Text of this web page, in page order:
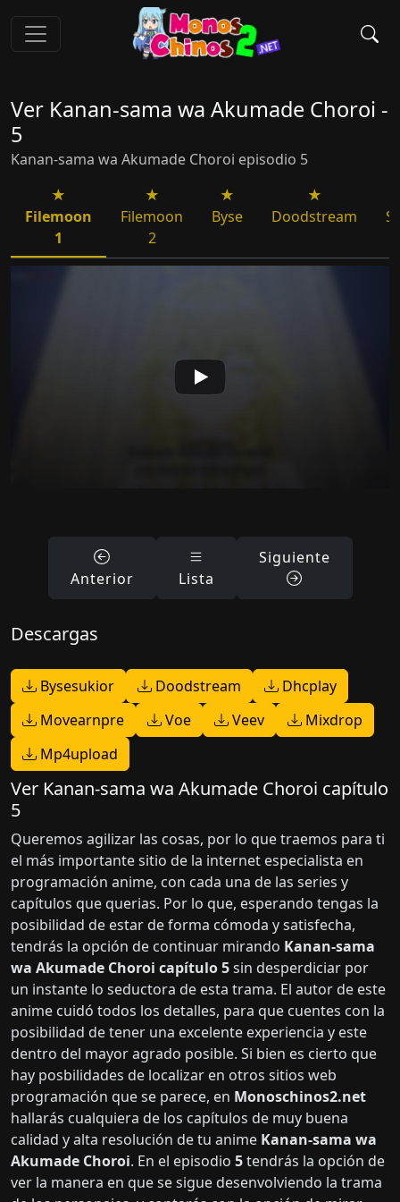
Ver Kanan-sama wa Akumade Choroi -
5
Kanan-sama wa Akumade Choroi episodio 5
Filemoon
1
Filemoon
2
Byse Doodstream
Anterior Lista
Siguiente
Descargas
Bysesukior Doodstream
Dhcplay
Movearnpre
Voe Veev
Mixdrop
Mp4upload
Ver Kanan-sama wa Akumade Choroi capítulo
5
Queremos agilizar las cosas, por lo que traemos para ti
el más importante sitio de la internet especialista en
programación anime, con cada una de las series y
capítulos que querias. Por lo que, esperando tengas la
posibilidad de estar de forma cómoda y satisfecha,
tendrás la opción de continuar mirando Kanan-sama
wa Akumade Choroi capítulo 5sin desperdiciar por
un instante lo seductora de esta trama. El autor de este
anime cuidó todos los detalles, para que cuentes con la
posibilidad de tener una excelente experiencia y este
dentro del mayor agrado posible. Si bien es cierto que
hay posbilidades de localizar en otros sitios web
programación que se parece, en Monoschinos2.net
hallarás cualquiera de los capítulos de muy buena
calidad y alta resolución de tu anime Kanan-sama wa
Akumade Choroi. En el episodio 5tendrás la opción de
ver la manera en que se sigue desenvolviendo la trama